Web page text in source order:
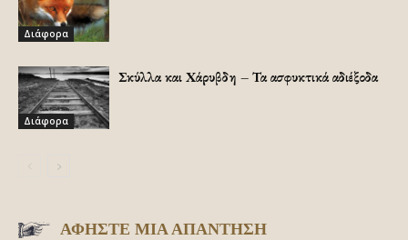
Διάφορα
Διάφορα
Σκύλλα και Χάρυβδη – Τα ασφυκτικά αδιέξοδα
ΑΦΗΣΤΕ ΜΙΑ ΑΠΑΝΤΗΣΗ